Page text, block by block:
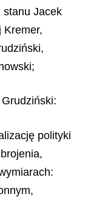
stanu Jacek
Kremer,
polityki